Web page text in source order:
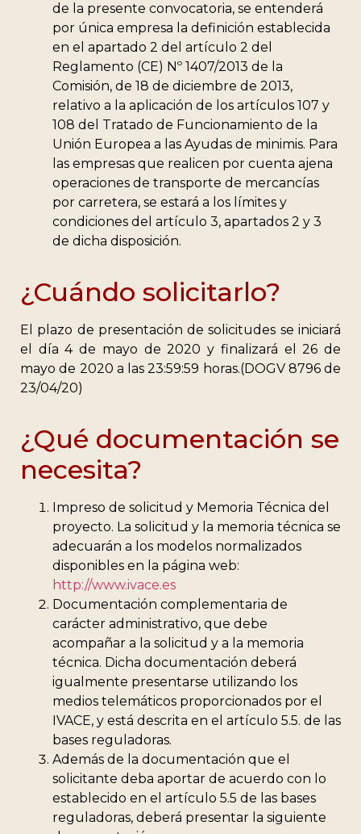
de la presente convocatoria, se entenderá
por única empresa la definición establecida
en el apartado 2 del artículo 2 del
Reglamento (CE) Nº 1407/2013 de la
Comisión, de 18 de diciembre de 2013,
relativo a la aplicación de los artículos 107 y
108 del Tratado de Funcionamiento de la
Unión Europea a las Ayudas de minimis. Para
las empresas que realicen por cuenta ajena
operaciones de transporte de mercancías
por carretera, se estará a los límites y
condiciones del artículo 3, apartados 2 y 3
de dicha disposición.
¿Cuándo solicitarlo?
El plazo de presentación de solicitudes se iniciará
el día 4 de mayo de 2020 y finalizará el 26 de
mayo de 2020 a las 23:59:59 horas.(DOGV 8796 de
23/04/20)
¿Qué documentación se
necesita?
Impreso de solicitud y Memoria Técnica del
proyecto. La solicitud y la memoria técnica se
adecuarán a los modelos normalizados
disponibles en la página web:
http://www.ivace.es
Documentación complementaria de
carácter administrativo, que debe
acompañar a la solicitud y a la memoria
técnica. Dicha documentación deberá
igualmente presentarse utilizando los
medios telemáticos proporcionados por el
IVACE, y está descrita en el artículo 5.5. de las
bases reguladoras.
Además de la documentación que el
solicitante deba aportar de acuerdo con lo
establecido en el artículo 5.5 de las bases
reguladoras, deberá presentar la siguiente